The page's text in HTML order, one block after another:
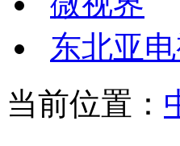
东北亚
当前位置：